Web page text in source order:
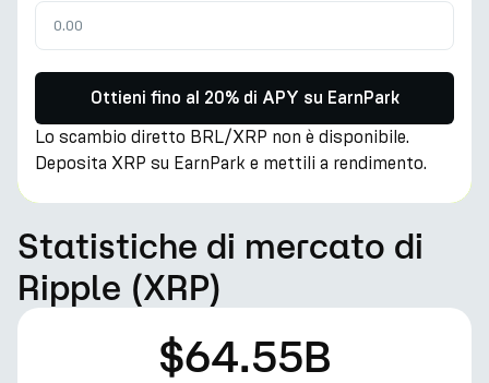
Ottieni fino al 20% di APY su EarnPark
Lo scambio diretto BRL/XRP non è disponibile.
Deposita XRP su EarnPark e mettili a rendimento.
Statistiche di mercato di
Ripple (XRP)
$64.55B